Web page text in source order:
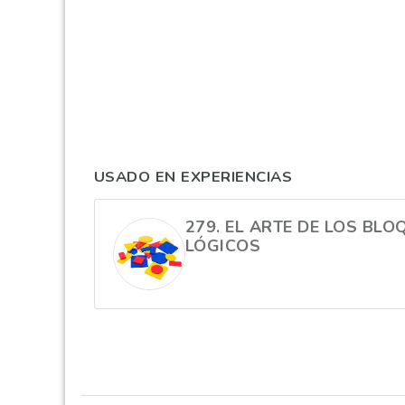
USADO EN EXPERIENCIAS
279. EL ARTE DE LOS
LÓGICOS